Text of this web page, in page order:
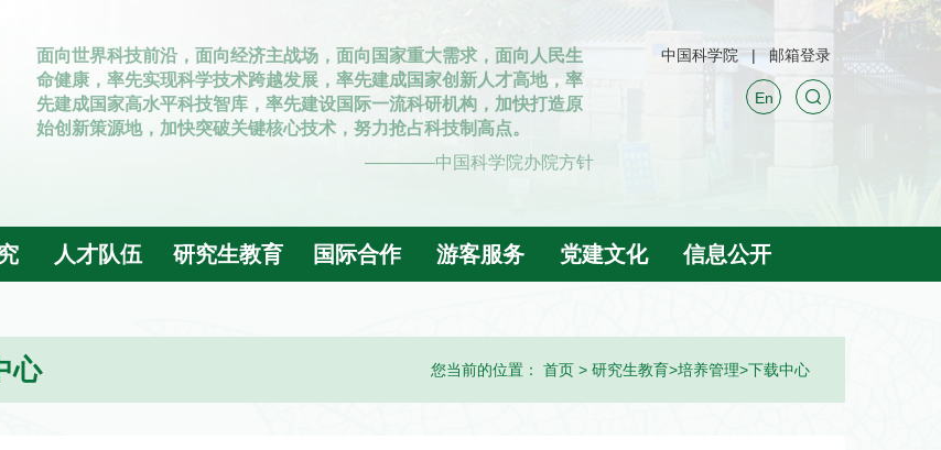
中国科学院 邮箱登录
En
人才队伍 研究生教育 国际合作 游客服务 党建文化 信息公开
您当前的位置： 首页 > 研究生教育>培养管理>下载中心
心